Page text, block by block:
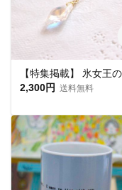
2,300円 送料無料